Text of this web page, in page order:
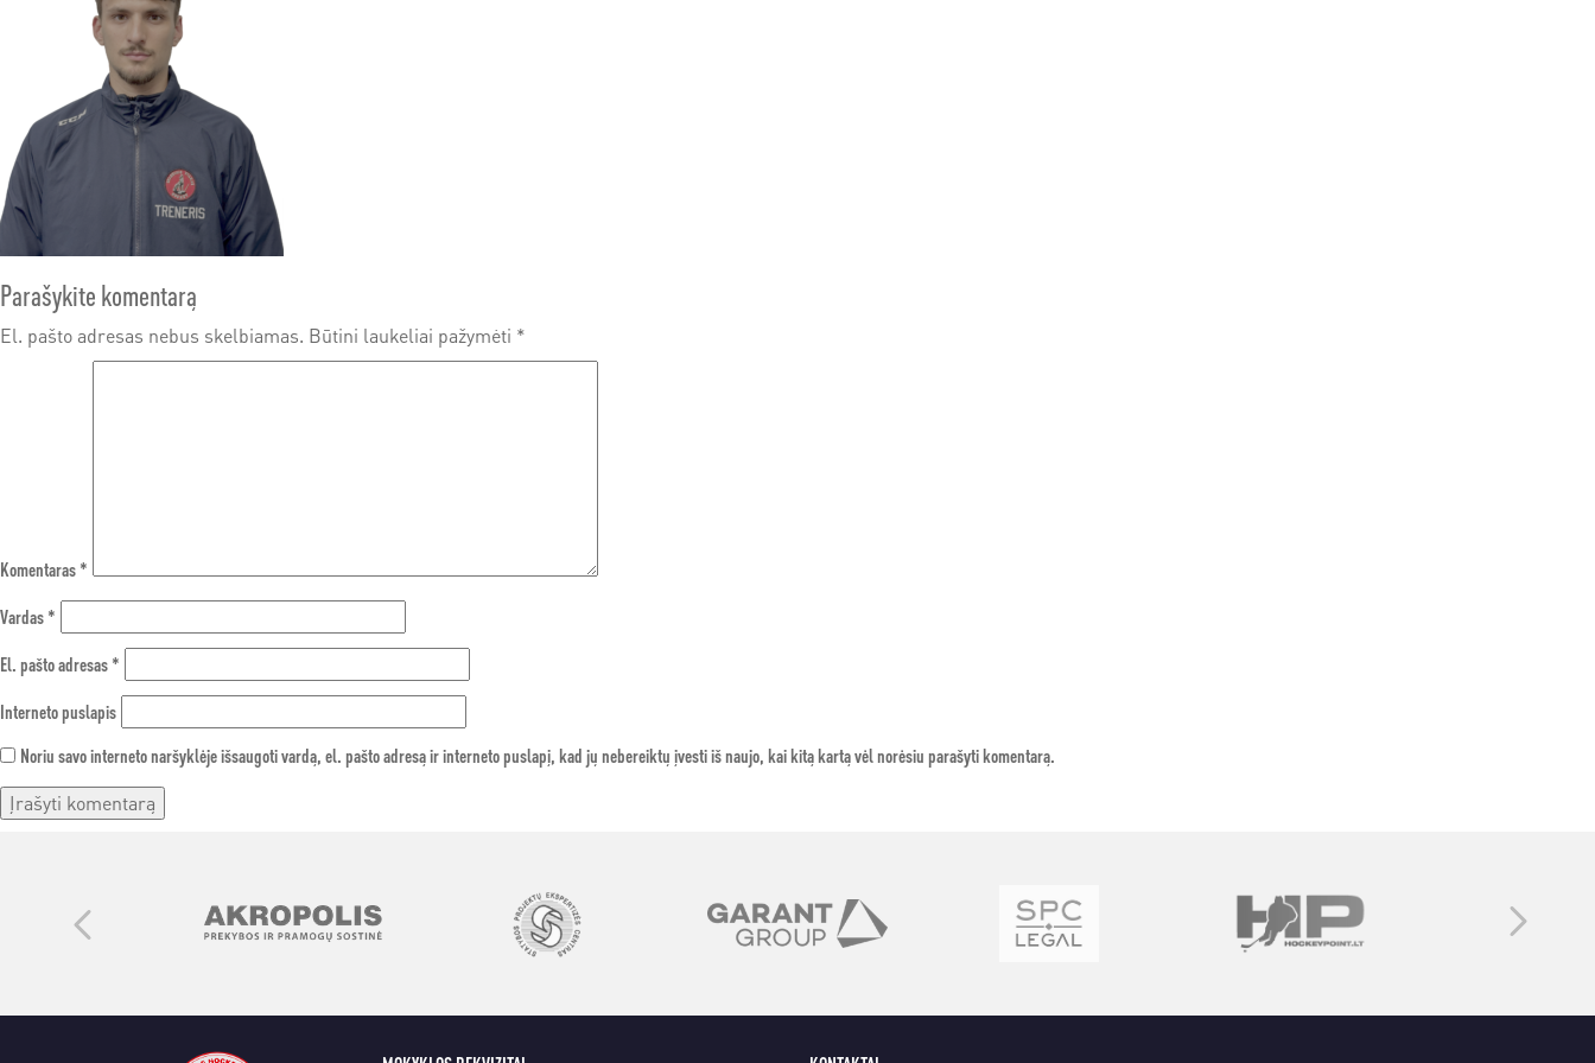
Parašykite komentarą
El. pašto adresas nebus skelbiamas. Būtini laukeliai pažymėti *
Komentaras*
Vardas*
El. pašto adresas*
Interneto puslapis
Noriu savo interneto naršyklėje išsaugoti vardą, el. pašto adresą ir interneto puslapį, kad jų nebereiktų įvesti iš naujo, kai kitą kartą vėl norėsiu parašyti komentarą.